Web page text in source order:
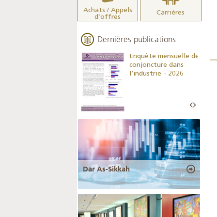
Achats / Appels
d’offres
Carrières
Dernières publications
Enquête mensuelle de
conjoncture dans
l’industrie - 2026
Dar As-Sikkah